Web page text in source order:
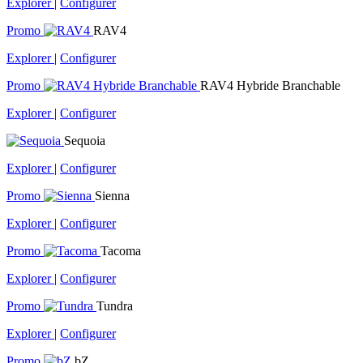
Explorer Configurer
Promo
RAV4
Explorer | Configurer
Promo
RAV4 Hybride Branchable
Explorer | Configurer
Sequoia
Explorer | Configurer
Promo
Sienna
Explorer | Configurer
Promo
Tacoma
Explorer | Configurer
Promo
Tundra
Explorer | Configurer